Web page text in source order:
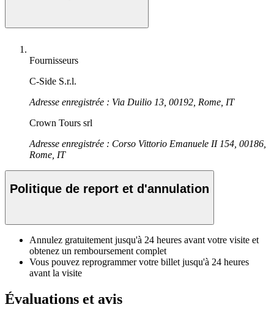
Fournisseurs
C-Side S.r.l.
Adresse enregistrée : Via Duilio 13, 00192, Rome, IT
Crown Tours srl
Adresse enregistrée : Corso Vittorio Emanuele II 154, 00186,
Rome, IT
Politique de report et d'annulation
Annulez gratuitement jusqu'à 24 heures avant votre visite et
obtenez un remboursement complet
Vous pouvez reprogrammer votre billet jusqu'à 24 heures
avant la visite
Évaluations et avis